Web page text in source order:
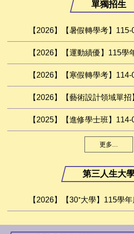
單獨招生
【2025】【進修學士班】
更多...
第三人生大
【2026】【30⁺大學】115學